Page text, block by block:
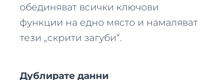
обединяват всички ключови
функции на едно място и намаляват
тези „скрити загуби“.
Дублирате данни